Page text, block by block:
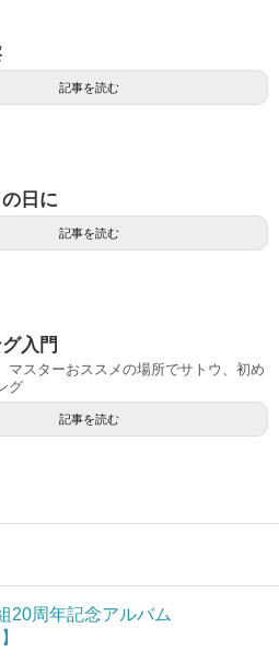
記事を読む
日に
記事を読む
入門
マスターおススメの場所でサトウ、初め
グ
記事を読む
20周年記念アルバム